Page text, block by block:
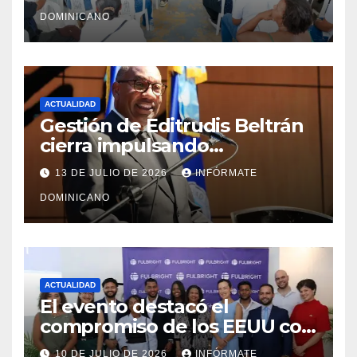
DOMINICANO
ACTUALIDAD
Gestión de Editrudis Beltrán
cierra impulsando
modernización, expansión y
transformación institucional
13 DE JULIO DE 2026 INFÓRMATE
DOMINICANO
ACTUALIDAD
El evento destacó el
compromiso de los EEUU con
el liderazgo, la innovación y la
10 DE JULIO DE 2026 INFÓRMATE